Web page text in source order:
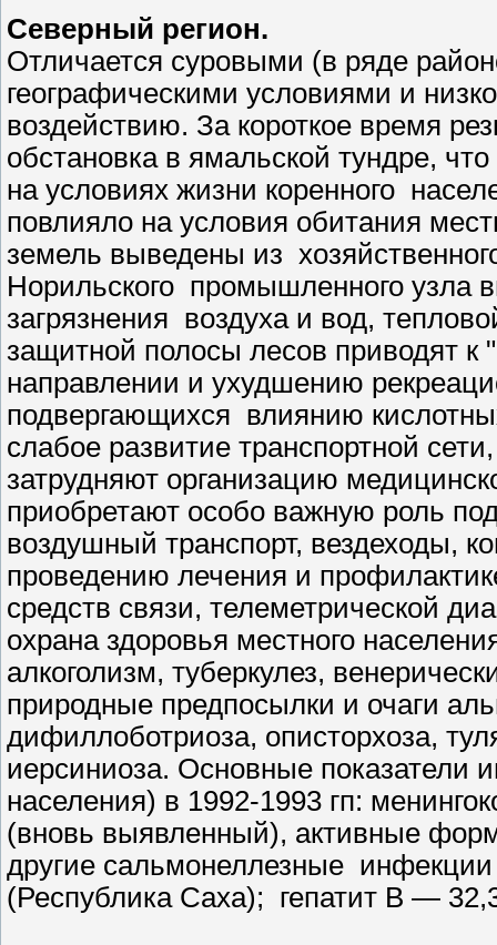
Северный регион.
Отличается суровыми (в ряде
географическими условиями и
воздействию. За короткое время
обстановка в ямальской тундре,
на условиях жизни коренного
повлияло на условия обитания
земель выведены из
Норильского промышленного узла
загрязнения воздуха и вод,
защитной полосы лесов приводят
направлении и ухудшению
подвергающихся влиянию
слабое развитие транспортной
затрудняют организацию
приобретают особо важную роль
воздушный транспорт, вездеходы,
проведению лечения и
средств связи, телеметрической
охрана здоровья местного
алкоголизм, туберкулез,
природные предпосылки и очаги
дифиллоботриоза, описторхоза,
иерсиниоза. Основные показатели
населения) в 1992-1993 гп:
(вновь выявленный), активные
другие сальмонеллезные
(Республика Саха); гепатит В —